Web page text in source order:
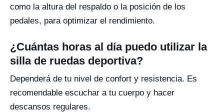
como la altura del respaldo o la posición de los
pedales, para optimizar el rendimiento.
¿Cuántas horas al día puedo utilizar la
silla de ruedas deportiva?
Dependerá de tu nivel de confort y resistencia. Es
recomendable escuchar a tu cuerpo y hacer
descansos regulares.